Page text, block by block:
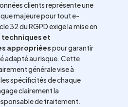
clients représente une
majeure pour tout e-
32 du RGPD exige la mise en
techniques et
appropriéespour garantir
adapté au risque. Cette
générale vise à
spécificités de chaque
clairement la
de traitement.